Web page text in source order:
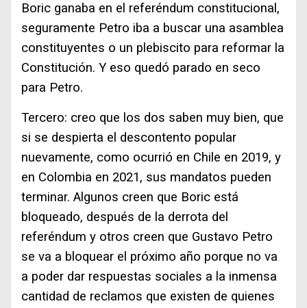
Boric ganaba en el referéndum constitucional,
seguramente Petro iba a buscar una asamblea
constituyentes o un plebiscito para reformar la
Constitución. Y eso quedó parado en seco
para Petro.
Tercero: creo que los dos saben muy bien, que
si se despierta el descontento popular
nuevamente, como ocurrió en Chile en 2019, y
en Colombia en 2021, sus mandatos pueden
terminar. Algunos creen que Boric está
bloqueado, después de la derrota del
referéndum y otros creen que Gustavo Petro
se va a bloquear el próximo año porque no va
a poder dar respuestas sociales a la inmensa
cantidad de reclamos que existen de quienes